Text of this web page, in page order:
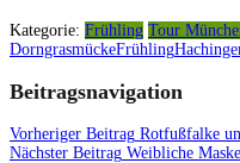
Kategorie: Frühling Tour
DorngrasmückeFrühling
Beitragsnavigation
Vorheriger Beitrag Rotfußfalke
Nächster Beitrag Weibliche